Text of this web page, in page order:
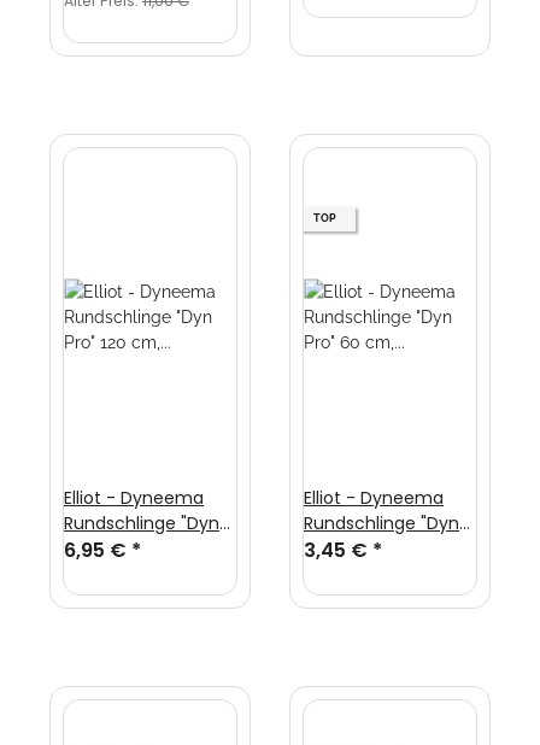
Elliot - Dyneema
Rundschlinge "Dyn
Pro" 120 cm, 13mm
6,95 € *
TOP
Elliot - Dyneema
Rundschlinge "Dyn
Pro" 60 cm, 13mm
3,45 € *